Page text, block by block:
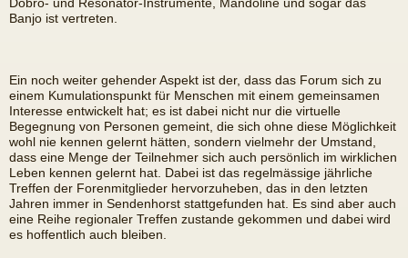
Dobro- und Resonator-Instrumente, Mandoline und sogar das
Banjo ist vertreten.
Ein noch weiter gehender Aspekt ist der, dass das Forum sich zu
einem Kumulationspunkt für Menschen mit einem gemeinsamen
Interesse entwickelt hat; es ist dabei nicht nur die virtuelle
Begegnung von Personen gemeint, die sich ohne diese Möglichkeit
wohl nie kennen gelernt hätten, sondern vielmehr der Umstand,
dass eine Menge der Teilnehmer sich auch persönlich im wirklichen
Leben kennen gelernt hat. Dabei ist das regelmässige jährliche
Treffen der Forenmitglieder hervorzuheben, das in den letzten
Jahren immer in Sendenhorst stattgefunden hat. Es sind aber auch
eine Reihe regionaler Treffen zustande gekommen und dabei wird
es hoffentlich auch bleiben.